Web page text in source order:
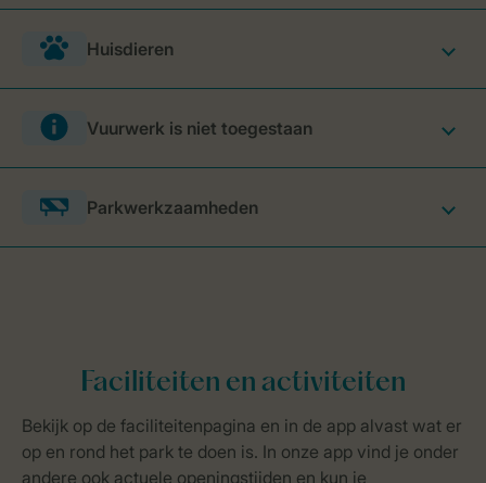
Huisdieren
Vuurwerk is niet toegestaan
Parkwerkzaamheden